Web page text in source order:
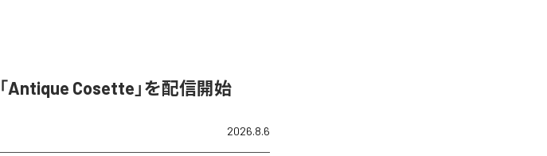
Antique Cosette」を配信開始
2026.8.6